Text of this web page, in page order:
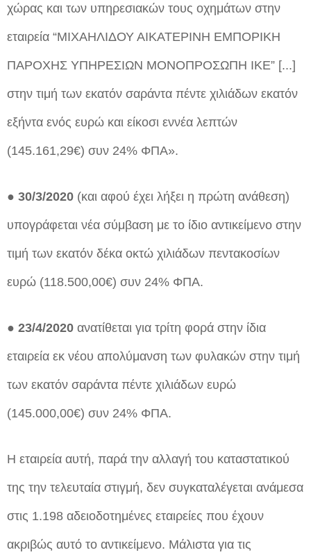
χώρας και των υπηρεσιακών τους οχημάτων στην
εταιρεία “ΜΙΧΑΗΛΙΔΟΥ ΑΙΚΑΤΕΡΙΝΗ ΕΜΠΟΡΙΚΗ
ΠΑΡΟΧΗΣ ΥΠΗΡΕΣΙΩΝ ΜΟΝΟΠΡΟΣΩΠΗ ΙΚΕ” [...]
στην τιμή των εκατόν σαράντα πέντε χιλιάδων εκατόν
εξήντα ενός ευρώ και είκοσι εννέα λεπτών
(145.161,29€) συν 24% ΦΠΑ».
● 30/3/2020 (και αφού έχει λήξει η πρώτη ανάθεση)
υπογράφεται νέα σύμβαση με το ίδιο αντικείμενο στην
τιμή των εκατόν δέκα οκτώ χιλιάδων πεντακοσίων
ευρώ (118.500,00€) συν 24% ΦΠΑ.
● 23/4/2020 ανατίθεται για τρίτη φορά στην ίδια
εταιρεία εκ νέου απολύμανση των φυλακών στην τιμή
των εκατόν σαράντα πέντε χιλιάδων ευρώ
(145.000,00€) συν 24% ΦΠΑ.
Η εταιρεία αυτή, παρά την αλλαγή του καταστατικού
της την τελευταία στιγμή, δεν συγκαταλέγεται ανάμεσα
στις 1.198 αδειοδοτημένες εταιρείες που έχουν
ακριβώς αυτό το αντικείμενο. Μάλιστα για τις